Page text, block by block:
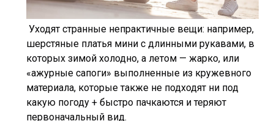
Уходят странные непрактичные вещи: например,
шерстяные платья мини с длинными рукавами, в
которых зимой холодно, а летом — жарко, или
«ажурные сапоги» выполненные из кружевного
материала, которые также не подходят ни под
какую погоду + быстро пачкаются и теряют
первоначальный вид.